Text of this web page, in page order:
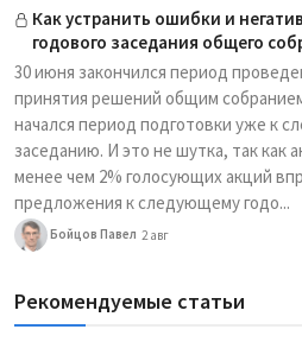
Как устранить ошибки и
годового заседания общего
30 июня закончился период
принятия решений общим
начался период подготовки уже к
заседанию. И это не шутка, так как
менее чем 2% голосующих акций
предложения к следующему годо...
Бойцов Павел 2 авг
Рекомендуемые статьи